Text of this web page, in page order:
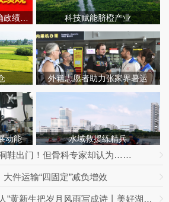
科技赋能脐橙产业
外籍志愿者助力张家界暑运
动能 水域救援练精兵
鞋出门！但骨科专家却认为……
件运输“四固定”减负增效
勇敢的“新生”！“扫帚诗人”黄新生把岁月风雨写成诗丨美好湖南推荐官